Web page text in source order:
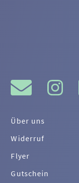
Über uns
Widerruf
Flyer
Gutschein